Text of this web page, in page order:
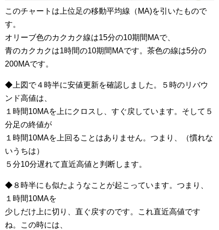
このチャートは上位足の移動平均線（MA)を引いたもので
す。
オリーブ色のカクカク線は15分の10期間MAで、
青のカクカクは1時間の10期間MAです。茶色の線は5分の
200MAです。
◆上図で４時半に安値更新を確認しました。５時のリバウ
ンド高値は、
１時間10MAを上にクロスし、すぐ戻しています。そして５
分足の終値が
１時間10MAを上回ることはありません。つまり、（慣れな
いうちは）
５分10分遅れて直近高値と判断します。
◆８時半にも似たようなことが起こっています。つまり、
１時間10MAを
少しだけ上に切り、直ぐ戻すのです。これ直近高値です
ね。この時には、